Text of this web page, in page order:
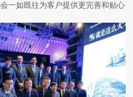
一如既往为客户提供更完善和贴心